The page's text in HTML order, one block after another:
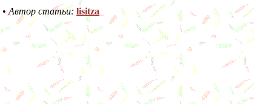
•Автор статьи: lisitza